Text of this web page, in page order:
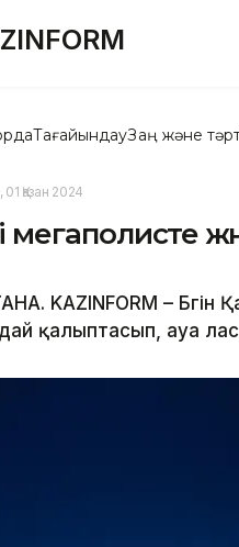
ТағайындауЗаң және
Қазан 2024
мегаполисте
KAZINFORM –
қалыптасып, ауа